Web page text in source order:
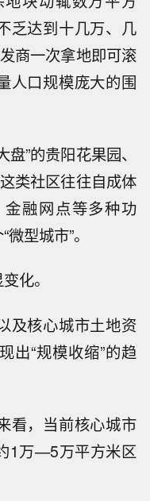
乏达到十几万、几
商一次拿地即可滚
人口规模庞大的围
”的贵阳花果园、
类社区往往自成体
融网点等多种功
型城市”。
化。
及核心城市土地资
出“规模收缩”的趋
看，当前核心城市
1万—5万平方米区